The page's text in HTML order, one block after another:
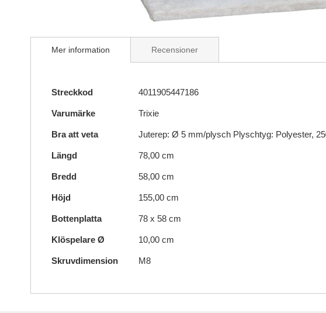
to
gallery
Mer information
Mer
Streckkod 4011905447186
Varumärke Trixie
Bra att veta Juterep: Ø 5 mm/plysch Plyschtyg: Polyester,
Längd 78,00 cm
Bredd 58,00 cm
Höjd 155,00 cm
Bottenplatta 78 x 58 cm
Klöspelare Ø 10,00 cm
Skruvdimension M8
Recensioner